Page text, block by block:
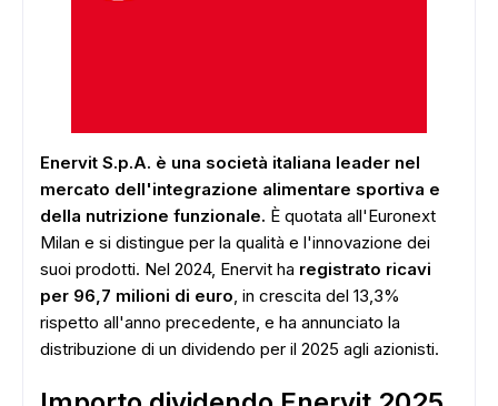
Enervit S.p.A. è una società italiana leader nel
mercato dell'integrazione alimentare sportiva e
della nutrizione funzionale. È quotata all'Euronext
Milan e si distingue per la qualità e l'innovazione dei
suoi prodotti. Nel 2024, Enervit ha registrato ricavi
per 96,7 milioni di euro, in crescita del 13,3%
rispetto all'anno precedente, e ha annunciato la
distribuzione di un dividendo per il 2025 agli azionisti.